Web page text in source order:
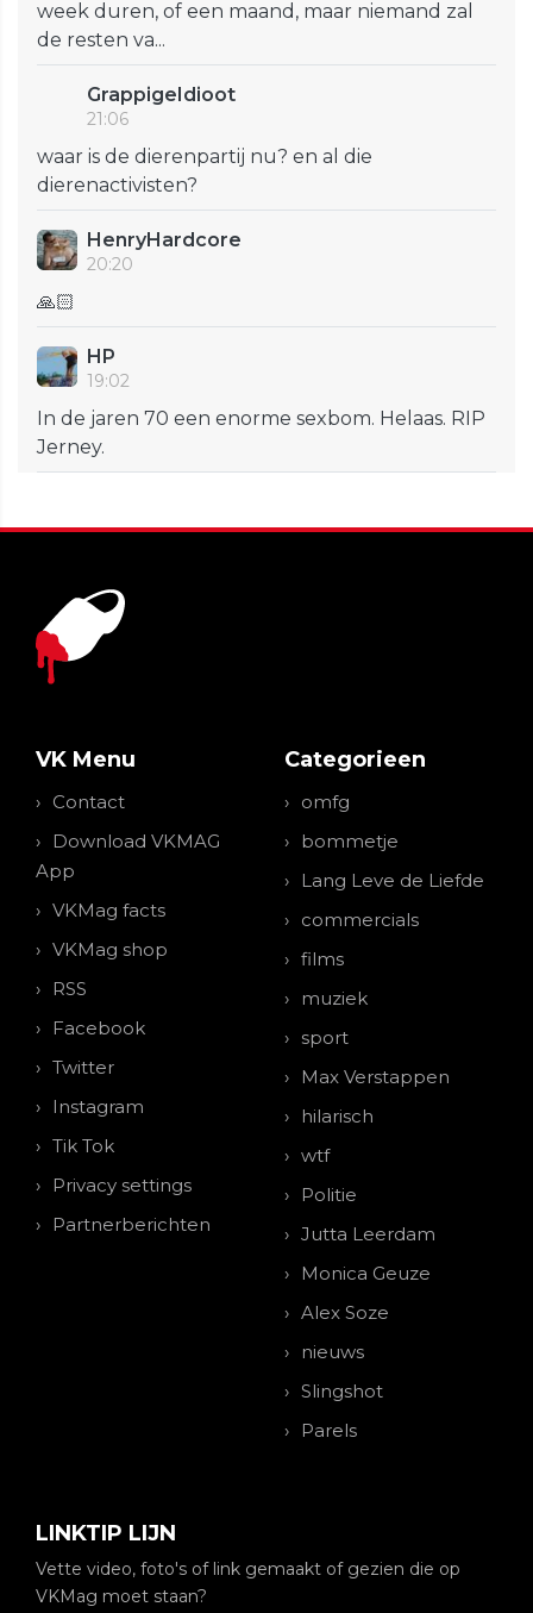
week duren, of een maand, maar niemand zal
de resten va...
GrappigeIdioot
21:06
waar is de dierenpartij nu? en al die
dierenactivisten?
HenryHardcore
20:20
🙏🏻
HP
19:02
In de jaren 70 een enorme sexbom. Helaas. RIP
Jerney.
VK Menu
Contact
Download VKMAG
App
VKMag facts
VKMag shop
RSS
Facebook
Twitter
Instagram
Tik Tok
Privacy settings
Partnerberichten
Categorieen
omfg
bommetje
Lang Leve de Liefde
commercials
films
muziek
sport
Max Verstappen
hilarisch
wtf
Politie
Jutta Leerdam
Monica Geuze
Alex Soze
nieuws
Slingshot
Parels
LINKTIP LIJN
Vette video, foto's of link gemaakt of gezien die op
VKMag moet staan?